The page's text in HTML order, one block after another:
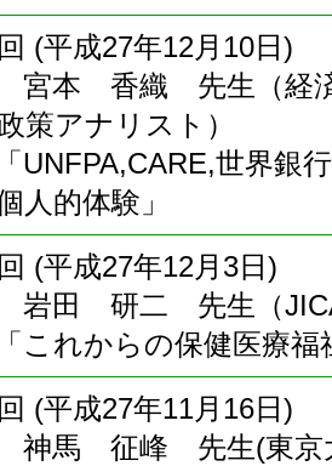
(平成27年12月10日)
香織 先生（経済協
策アナリスト）
世界銀行
人的体験」
(平成27年12月3日)
研二 先生（JICA青
れからの保健医療福
(平成27年11月16日)
征峰 先生(東京大学